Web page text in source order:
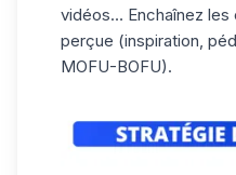
vidéos… Enchaînez
perçue (inspiration,
MOFU-BOFU).